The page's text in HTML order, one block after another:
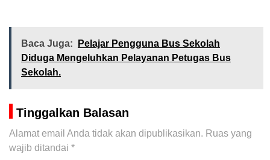
Baca Juga:
Pelajar Pengguna Bus Sekolah
Diduga Mengeluhkan Pelayanan Petugas Bus
Sekolah.
Tinggalkan Balasan
Alamat email Anda tidak akan dipublikasikan. Ruas yang
wajib ditandai *